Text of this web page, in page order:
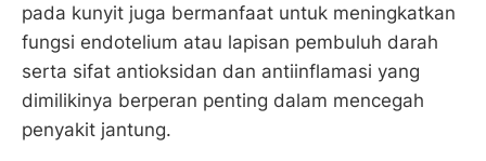
pada kunyit juga bermanfaat untuk meningkatkan
fungsi endotelium atau lapisan pembuluh darah
serta sifat antioksidan dan antiinflamasi yang
dimilikinya berperan penting dalam mencegah
penyakit jantung.